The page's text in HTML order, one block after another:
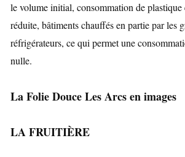
le volume initial, consommation de plastique
réduite, bâtiments chauffés en partie par les
réfrigérateurs, ce qui permet une
nulle.
La Folie Douce Les Arcs en images
LA FRUITIÈRE